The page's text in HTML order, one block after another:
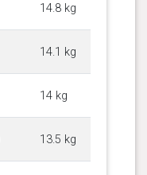
14.8 kg
14.1 kg
14 kg
13.5 kg